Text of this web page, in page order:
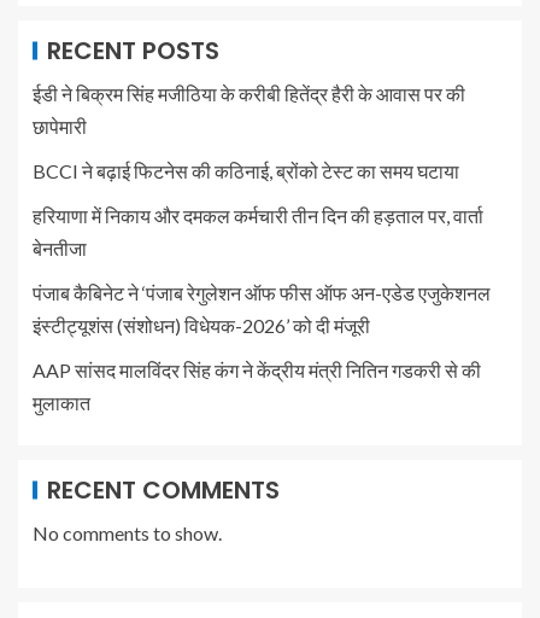
RECENT POSTS
ईडी ने बिक्रम सिंह मजीठिया के करीबी हितेंद्र हैरी के आवास पर की
छापेमारी
BCCI ने बढ़ाई फिटनेस की कठिनाई, ब्रोंको टेस्ट का समय घटाया
हरियाणा में निकाय और दमकल कर्मचारी तीन दिन की हड़ताल पर, वार्ता
बेनतीजा
पंजाब कैबिनेट ने ‘पंजाब रेगुलेशन ऑफ फीस ऑफ अन-एडेड एजुकेशनल
इंस्टीट्यूशंस (संशोधन) विधेयक-2026’ को दी मंजूरी
AAP सांसद मालविंदर सिंह कंग ने केंद्रीय मंत्री नितिन गडकरी से की
मुलाकात
RECENT COMMENTS
No comments to show.